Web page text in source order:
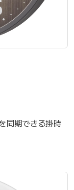
同期できる掛時